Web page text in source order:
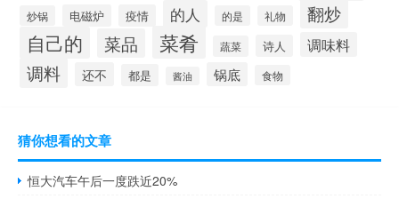
炒锅 电磁炉 疫情 的人 的是 礼物 翻炒
自己的 菜品 菜肴 蔬菜 诗人 调味料
调料 还不 都是 酱油 锅底 食物
猜你想看的文章
恒大汽车午后一度跌近20%